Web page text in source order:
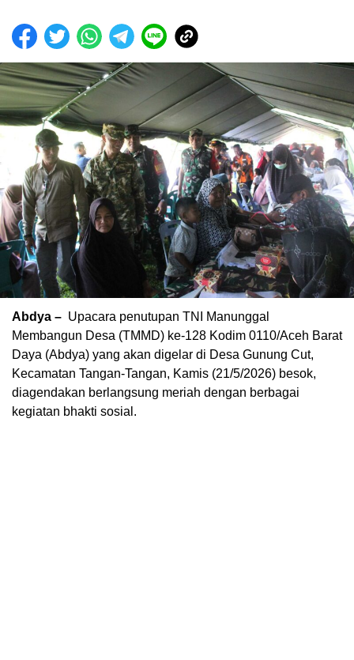
Abdya – Upacara penutupan TNI Manunggal
Membangun Desa (TMMD) ke-128 Kodim 0110/Aceh Barat
Daya (Abdya) yang akan digelar di Desa Gunung Cut,
Kecamatan Tangan-Tangan, Kamis (21/5/2026) besok,
diagendakan berlangsung meriah dengan berbagai
kegiatan bhakti sosial.